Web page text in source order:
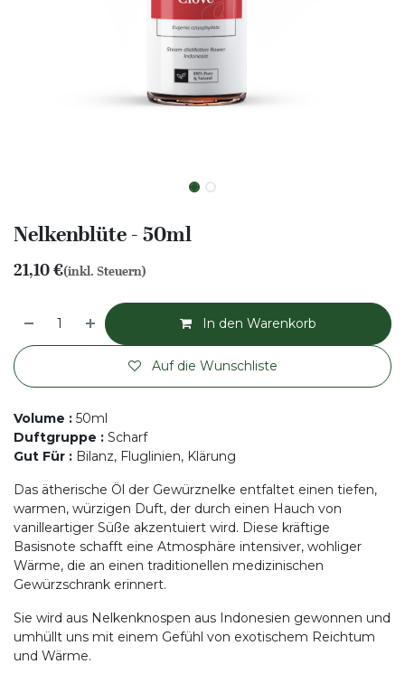
Nelkenblüte - 50ml
21,10€(inkl. Steuern)
In den Warenkorb
Auf die Wunschliste
Volume : 50ml
Duftgruppe : Scharf
Gut Für : Bilanz, Fluglinien, Klärung
Das ätherische Öl der Gewürznelke entfaltet einen tiefen,
warmen, würzigen Duft, der durch einen Hauch von
vanilleartiger Süße akzentuiert wird. Diese kräftige
Basisnote schafft eine Atmosphäre intensiver, wohliger
Wärme, die an einen traditionellen medizinischen
Gewürzschrank erinnert.
Sie wird aus Nelkenknospen aus Indonesien gewonnen und
umhüllt uns mit einem Gefühl von exotischem Reichtum
und Wärme.